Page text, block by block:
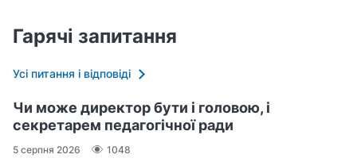
Гарячі запитання
Усі питання і відповіді
Чи може директор бути і головою, і
секретарем педагогічної ради
5 серпня 2026 1048